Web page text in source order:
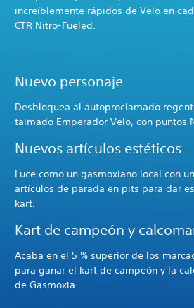
increíblemente rápidos de Velo en
CTR Nitro-Fueled.
Nuevo personaje
Desbloquea al autoproclamado
taimado Emperador Velo, con puntos
Nuevos artículos estéticos
Luce como un gasmoxiano local con
artículos de parada en pits para dar
kart.
Kart de campeón y
Acaba en el 5 % superior de los
para ganar el kart de campeón y la
de Gasmoxia.